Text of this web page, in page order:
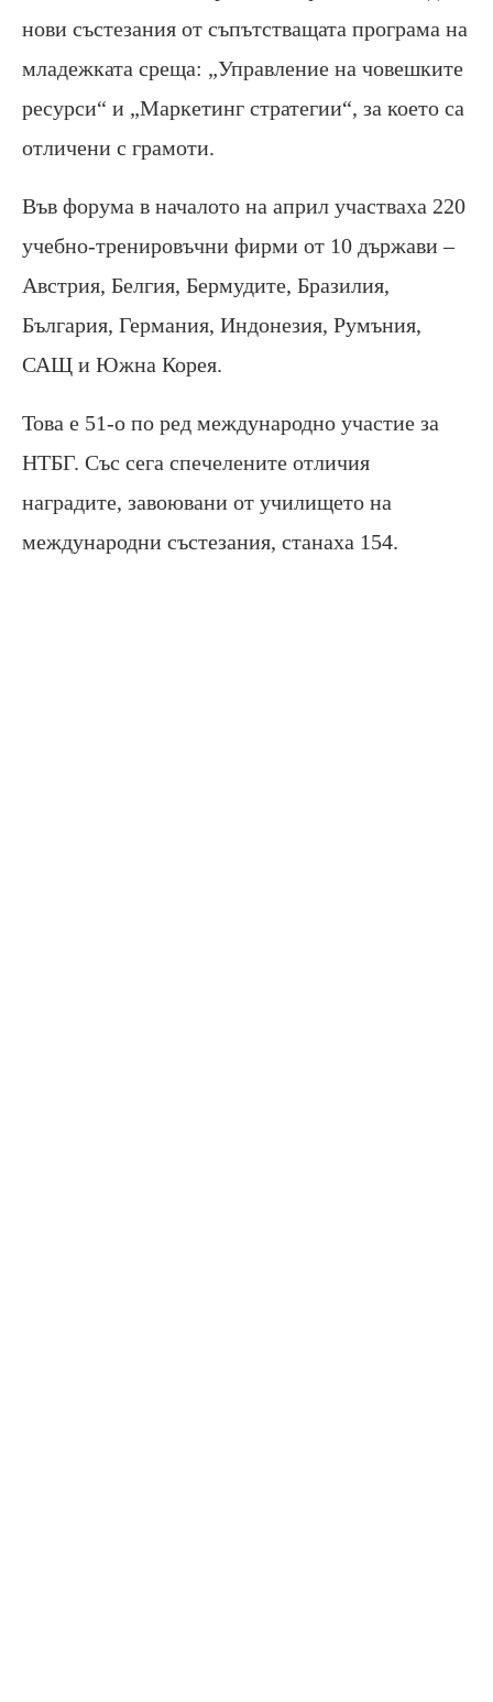
нови състезания от съпътстващата програма на
младежката среща: „Управление на човешките
ресурси“ и „Маркетинг стратегии“, за което са
отличени с грамоти.
Във форума в началото на април участваха 220
учебно-тренировъчни фирми от 10 държави –
Австрия, Белгия, Бермудите, Бразилия,
България, Германия, Индонезия, Румъния,
САЩ и Южна Корея.
Това е 51-о по ред международно участие за
НТБГ. Със сега спечелените отличия
наградите, завоювани от училището на
международни състезания, станаха 154.